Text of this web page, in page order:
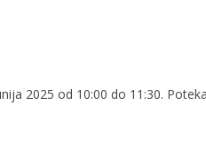
2025 od 10:00 do 11:30.